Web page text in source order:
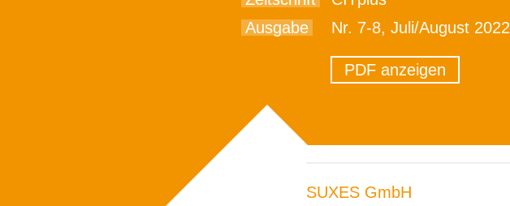
Ausgabe
Nr. 7-8, Juli/August 2022
PDF anzeigen
SUXES GmbH